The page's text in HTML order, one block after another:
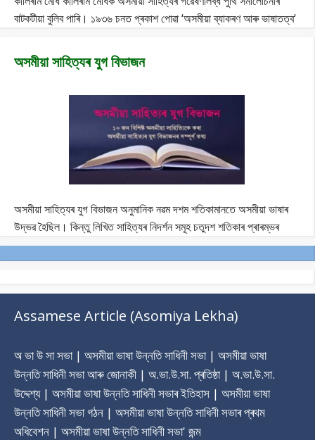
বাটকটীয়া বুলিব পাৰি। ১৯৩৬ চনত প্ৰকাশ পোৱা ‘অসমীয়া ব্যাকৰণ আৰু ভাষাতত্ব‘
অসমীয়া সাহিত্যৰ যুগ বিভাজন
অসমীয়া সাহিত্যৰ যুগ বিভাজন অনুমানিক নৱম দশম শতিকামানতে অসমীয়া ভাষাৰ
উদ্ভৱ হৈছিল। কিন্তু লিখিত সাহিত্যৰ নিদৰ্শন সমূহ চতুদশ শতিকাৰ প্ৰাৰম্ভৰ
Assamese Article (Asomiya Lekha)
অ ভা উ সা সভা | অসমীয়া ভাষা উন্নতি সাধিনী সভা | অসমীয়া ভাষা
উন্নতি সাধিনী সভা আৰু জোনাকী | অ.ভা.উ.সা. প্ৰতিষ্ঠা | অ.ভা.উ.সা.
উদ্দেশ্য | অসমীয়া ভাষা উন্নতি সাধিনী সভাৰ ‎ইতিহাস | অসমীয়া ভাষা
উন্নতি সাধিনী সভা গঠন | অসমীয়া ভাষা উন্নতি সাধিনী সভাৰ প্ৰথম
অধিবেশন | অসমীয়া ভাষা উন্নতি সাধিনী সভা' জন্ম